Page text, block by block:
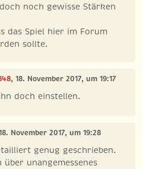
noch gewisse Stärken
das Spiel hier im Forum
sollte.
, 18. November 2017, um 19:17
doch einstellen.
November 2017, um 19:28
genug geschrieben.
über unangemessenes